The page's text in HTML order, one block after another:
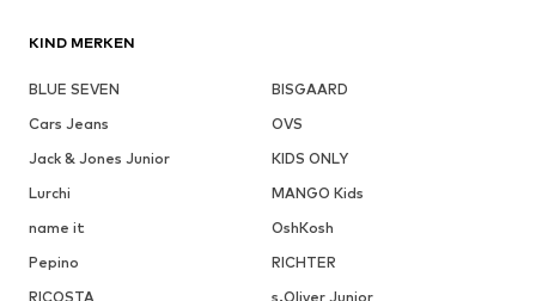
KIND MERKEN
BLUE SEVEN
BISGAARD
Cars Jeans
OVS
Jack & Jones Junior
KIDS ONLY
Lurchi
MANGO Kids
name it
OshKosh
Pepino
RICHTER
RICOSTA
s.Oliver Junior